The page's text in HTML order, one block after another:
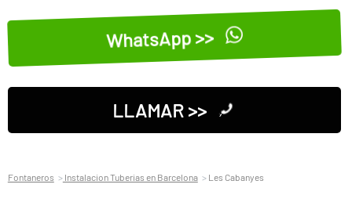
WhatsApp >>
LLAMAR >>
Fontaneros Instalacion Tuberias en Barcelona Les Cabanyes